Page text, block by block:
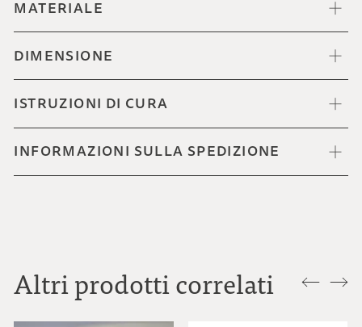
MATERIALE
DIMENSIONE
ISTRUZIONI DI CURA
INFORMAZIONI SULLA SPEDIZIONE
Altri prodotti correlati